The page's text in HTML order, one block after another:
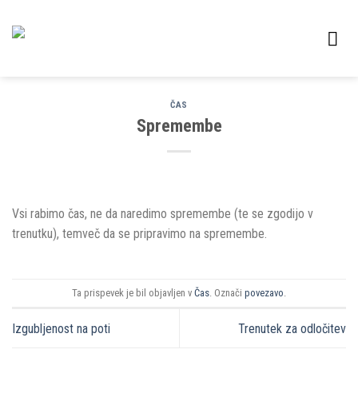
ČAS
Spremembe
Vsi rabimo čas, ne da naredimo spremembe (te se zgodijo v
trenutku), temveč da se pripravimo na spremembe.
Ta prispevek je bil objavljen v Čas . Označi povezavo
Izgubljenost na poti Trenutek za odločitev